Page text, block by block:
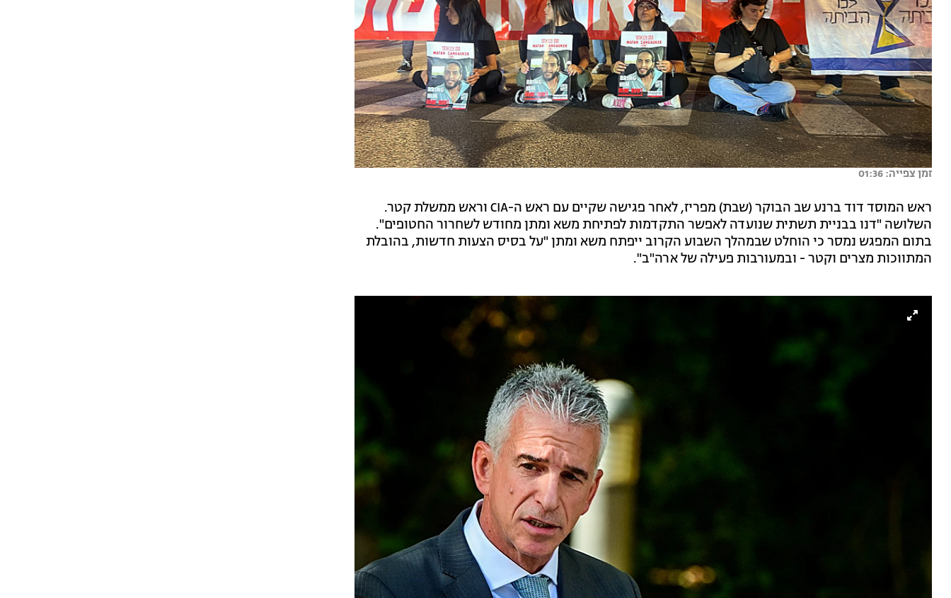
זמן צפייה: 01:36
ראש המוסד דוד ברנע שב הבוקר (שבת) מפריז, לאחר פגישה שקיים עם ראש ה-CIA וראש ממשלת קטר.
השלושה "דנו בבניית תשתית שנועדה לאפשר התקדמות לפתיחת משא ומתן מחודש לשחרור החטופים".
בתום המפגש נמסר כי הוחלט שבמהלך השבוע הקרוב ייפתח משא ומתן "על בסיס הצעות חדשות, בהובלת
המתווכות מצרים וקטר - ובמעורבות פעילה של ארה"ב".